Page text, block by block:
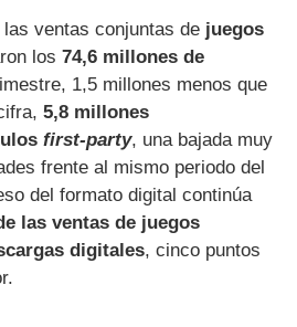
ventas conjuntas de juegos
los74,6 millones de
1,5 millones menos que
5,8 millones
first-party, una bajada muy
frente al mismo periodo del
del formato digital continúa
las ventas de juegos
digitales, cinco puntos